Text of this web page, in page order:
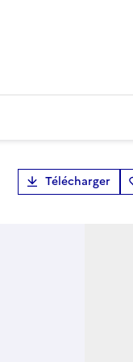
Télécharger